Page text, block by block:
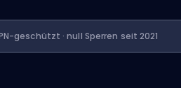
geschützt · null Sperren seit 2021